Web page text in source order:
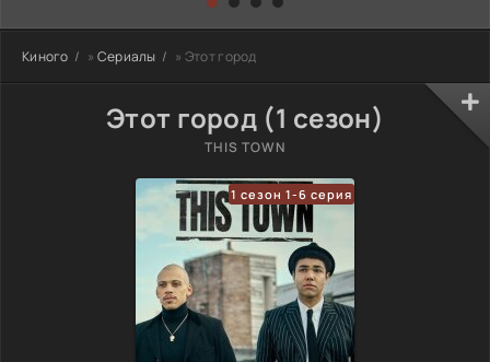
Киного » Сериалы » Этот город
Этот город (1 сезон)
THIS TOWN
1 сезон 1-6 серия